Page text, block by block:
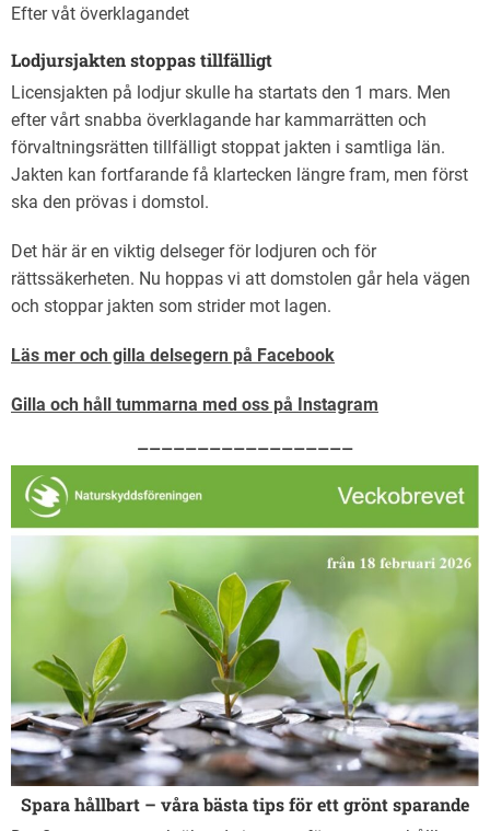
Efter våt överklagandet
Lodjursjakten stoppas tillfälligt
Licensjakten på lodjur skulle ha startats den 1 mars. Men
efter vårt snabba överklagande har kammarrätten och
förvaltningsrätten tillfälligt stoppat jakten i samtliga län.
Jakten kan fortfarande få klartecken längre fram, men först
ska den prövas i domstol.
Det här är en viktig delseger för lodjuren och för
rättssäkerheten. Nu hoppas vi att domstolen går hela vägen
och stoppar jakten som strider mot lagen.
Läs mer och gilla delsegern på Facebook
Gilla och håll tummarna med oss på Instagram
——————————————————
Spara hållbart – våra bästa tips för ett grönt sparande